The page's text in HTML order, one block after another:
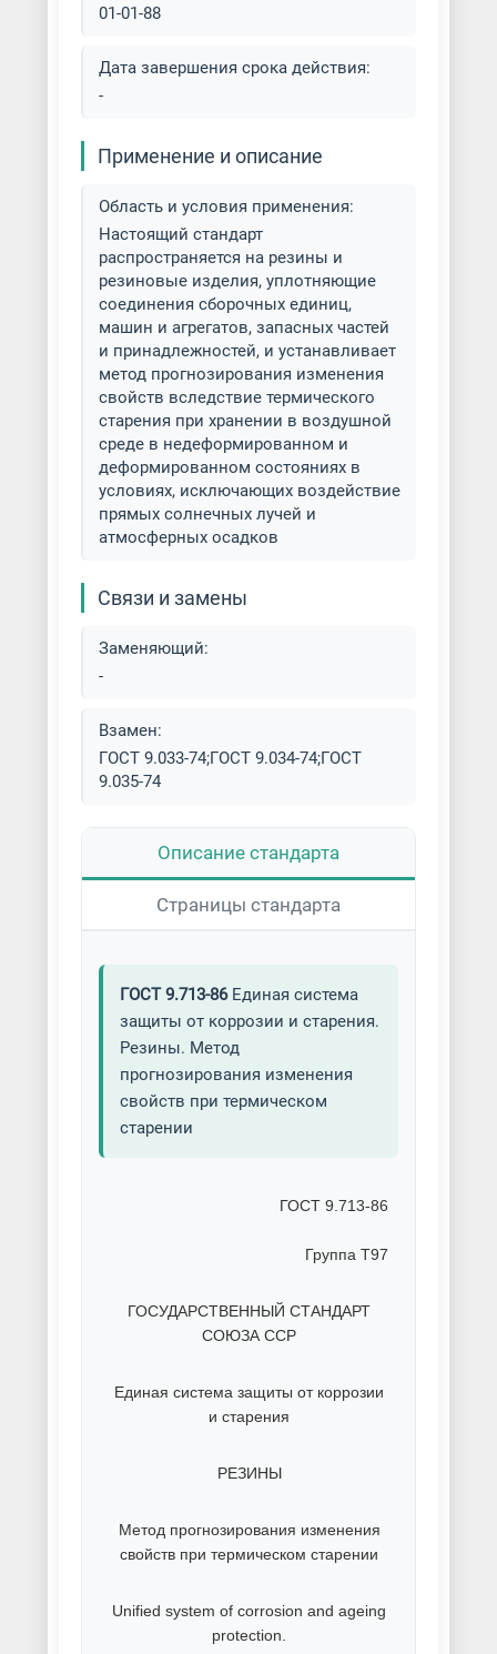
01-01-88
Дата завершения срока действия:
-
Применение и описание
Область и условия применения:
Настоящий стандарт
распространяется на резины и
резиновые изделия, уплотняющие
соединения сборочных единиц,
машин и агрегатов, запасных частей
и принадлежностей, и устанавливает
метод прогнозирования изменения
свойств вследствие термического
старения при хранении в воздушной
среде в недеформированном и
деформированном состояниях в
условиях, исключающих воздействие
прямых солнечных лучей и
атмосферных осадков
Связи и замены
Заменяющий:
-
Взамен:
ГОСТ 9.033-74;ГОСТ 9.034-74;ГОСТ
9.035-74
Описание стандарта
Страницы стандарта
ГОСТ 9.713-86Единая система
защиты от коррозии и старения.
Резины. Метод
прогнозирования изменения
свойств при термическом
старении